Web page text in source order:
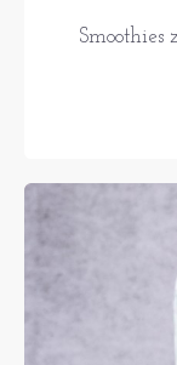
Smoothies